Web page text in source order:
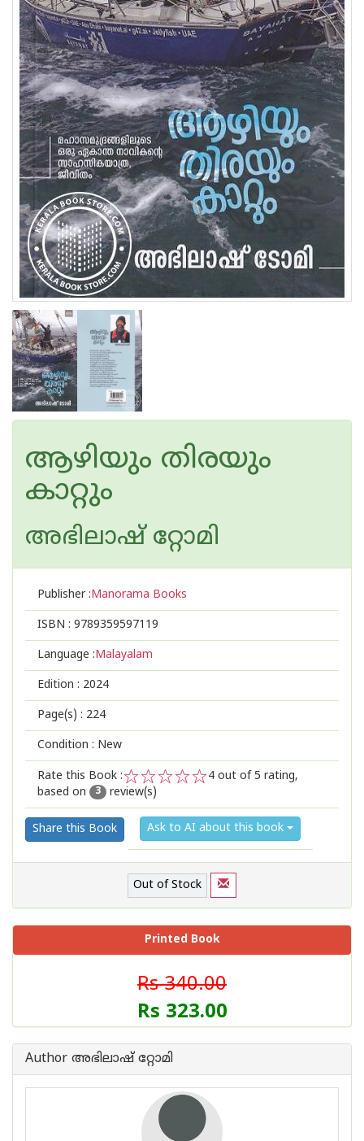
ആഴിയും തിരയും
കാറ്റും
അഭിലാഷ് റ്റോമി
Publisher :Manorama Books
ISBN : 9789359597119
Language :Malayalam
Edition : 2024
Page(s) : 224
Condition : New
Rate this Book :
2
1
4 out of 5 rating,
based on
3 review(s)
Share this Book Ask to AI about this book
Out of Stock
Printed Book
Rs 340.00
Rs 323.00
Author അഭിലാഷ് റ്റോമി